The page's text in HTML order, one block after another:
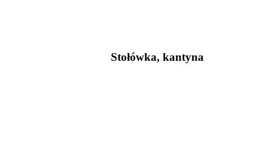
Stołówka, kantyna